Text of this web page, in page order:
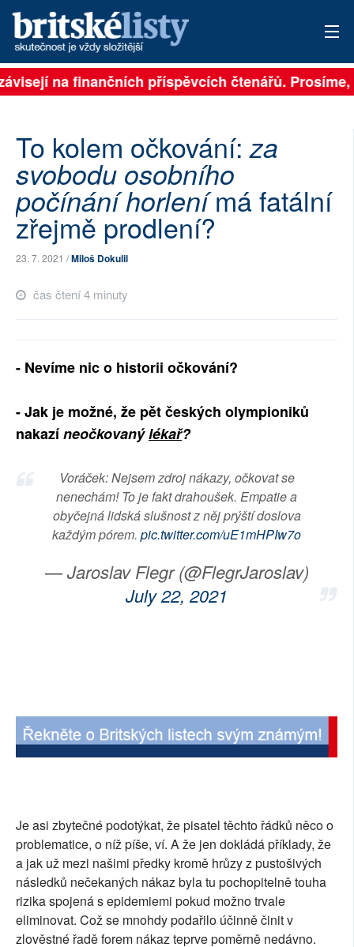
PŘIHLÁSIT
ARCHIV
ROZHOVORY
TÉMATA
NEJČTENĚJŠÍ ZA 7 DNÍ
AUTOŘI
SOCIÁLNÍ SÍTĚ
RUBRIKY
PLNÁ VERZE STRÁNEK
na finančních příspěvcích čtenářů. Prosíme,
To kolem očkování:za
svobodu osobního
počínání horlenímá fatální
zřejmě prodlení?
23. 7. 2021 /Miloš Dokulil
čas čtení 4 minuty
- Nevíme nic o historii očkování?
- Jak je možné, že pět českých olympioniků
nakazíneočkovanýlékař?
Voráček: Nejsem zdroj nákazy, očkovat se
nenechám! To je fakt drahoušek. Empatie a
obyčejná lidská slušnost z něj prýští doslova
každým pórem. pic.twitter.com/uE1mHPIw7o
— Jaroslav Flegr (@FlegrJaroslav)
July 22, 2021
Je asi zbytečné podotýkat, že pisatel těchto řádků něco o
problematice, o níž píše, ví. A že jen dokládá příklady, že
a jak už mezi našimi předky kromě hrůzy z pustošivých
následků nečekaných nákaz byla tu pochopitelně touha
rizika spojená s epidemiemi pokud možno trvale
eliminovat. Což se mnohdy podařilo účinně činit v
zlověstné řadě forem nákaz teprve poměrně nedávno.